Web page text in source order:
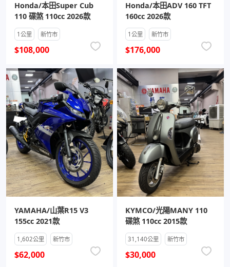
Honda/本田Super Cub
110 碟煞 110cc 2026款
1公里 新竹市
$108,000
Honda/本田ADV 160 TFT
160cc 2026款
1公里 新竹市
$176,000
YAMAHA/山葉R15 V3
155cc 2021款
1,602公里 新竹市
$62,000
KYMCO/光陽MANY 110
碟煞 110cc 2015款
31,140公里 新竹市
$30,000